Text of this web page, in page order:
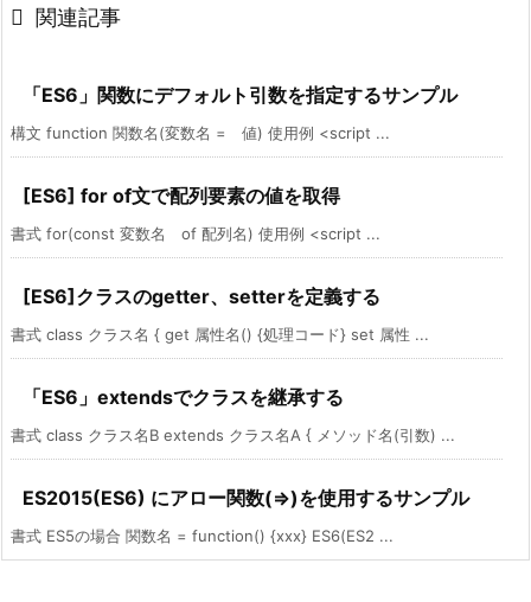
 関連記事
「ES6」関数にデフォルト引数を指定するサンプル
構文 function 関数名(変数名 = 値) 使用例 <script ...
[ES6] for of文で配列要素の値を取得
書式 for(const 変数名 of 配列名) 使用例 <script ...
[ES6]クラスのgetter、setterを定義する
書式 class クラス名 { get 属性名() {処理コード} set 属性 ...
「ES6」extendsでクラスを継承する
書式 class クラス名B extends クラス名A { メソッド名(引数) ...
ES2015(ES6) にアロー関数(=>)を使用するサンプル
書式 ES5の場合 関数名 = function() {xxx} ES6(ES2 ...